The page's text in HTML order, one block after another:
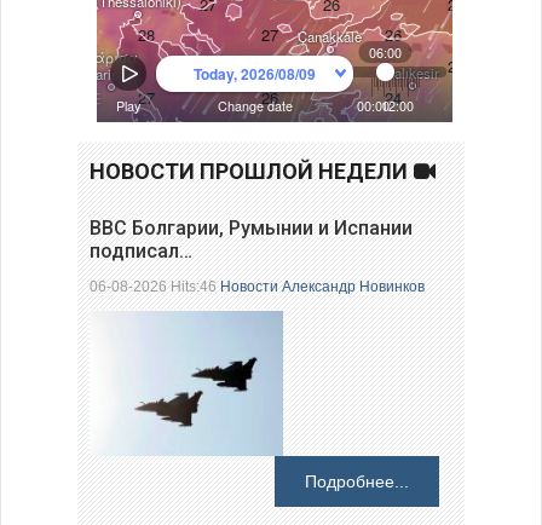
НОВОСТИ ПРОШЛОЙ НЕДЕЛИ
ВВС Болгарии, Румынии и Испании
подписал…
06-08-2026 Hits:46Новости Александр Новинков
Подробнее...